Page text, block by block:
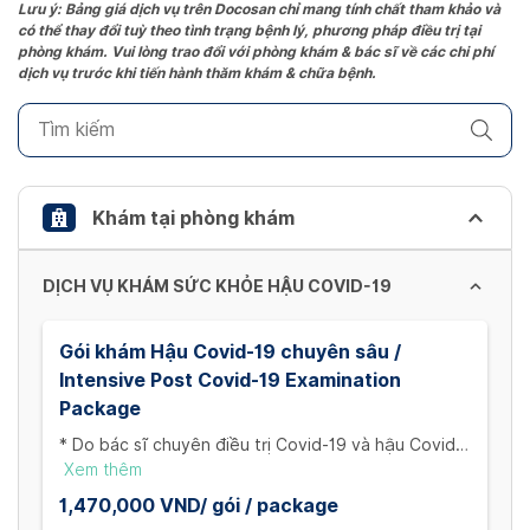
the
question
mark
to
keyboard
shortcuts
changing
Lưu ý: Bảng giá dịch vụ trên Docosan chỉ mang tính chất tham khảo và
có thể thay đổi tuỳ theo tình trạng bệnh lý, phương pháp điều trị tại
phòng khám. Vui lòng trao đổi với phòng khám & bác sĩ về các chi phí
dịch vụ trước khi tiến hành thăm khám & chữa bệnh.
Khám tại phòng khám
DỊCH VỤ KHÁM SỨC KHỎE HẬU COVID-19
Gói khám Hậu Covid-19 chuyên sâu /
Intensive Post Covid-19 Examination
Package
* Do bác sĩ chuyên điều trị Covid-19 và hậu Covid-
19 đảm nhận ** Gói khám bao gồm: 1. Khám lâm
sàng 2. Xét nghiệm máu tổng quát (Công thức máu,
đường huyết lúc đói, cholesterol toàn phần,
Xem thêm
1,470,000 VND/ gói / package